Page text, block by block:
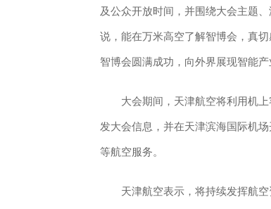
及公众开放时间，并围绕大会主题
说，能在万米高空了解智博会，真
智博会圆满成功，向外界展现智能产
大会期间，天津航空将利用机上
发大会信息，并在天津滨海国际机
等航空服务。
天津航空表示，将持续发挥航空